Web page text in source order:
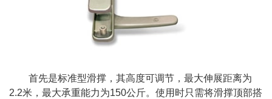
首先是标准型滑撑，其高度可调节，最大伸展距离为
2.2米，最大承重能力为150公斤。使用时只需将滑撑顶部搭